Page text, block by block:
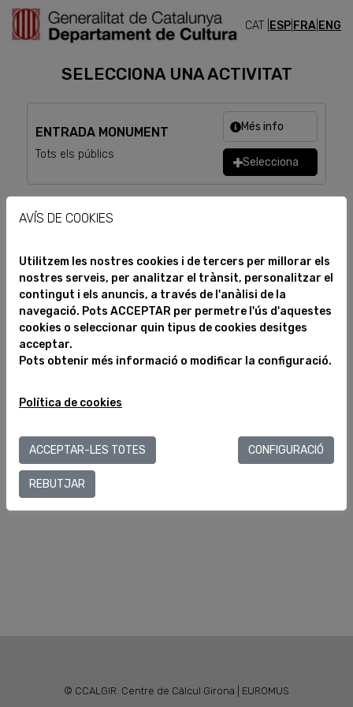
CAT | ESP FRA ENG
ENTRADES
SELECCIONA UNA ACTIVITAT
ENTRADA MONUMENT
Tots els públics
Més info
Selecciona
© CCALGIR. Centre de Càlcul Girona | EUROMUS
AVÍS DE COOKIES
Utilitzem les nostres cookies i de tercers per millorar els
nostres serveis, per analitzar el trànsit, personalitzar el
contingut i els anuncis, a través de l'anàlisi de la
navegació. Pots ACCEPTAR per permetre l'ús d'aquestes
cookies o seleccionar quin tipus de cookies desitges
acceptar.
Pots obtenir més informació o modificar la configuració.
Política de cookies
ACCEPTAR-LES TOTES CONFIGURACIÓ
REBUTJAR